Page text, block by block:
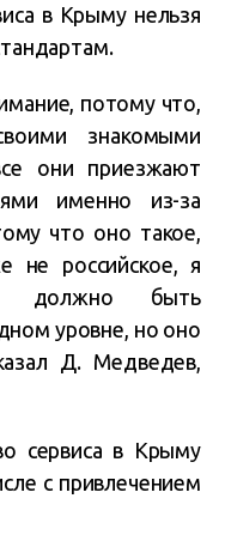
в Крыму нельзя
потому что,
знакомыми
они приезжают
именно из-за
что оно такое,
не российское, я
должно быть
уровне, но оно
Д. Медведев,
сервиса в Крыму
с привлечением